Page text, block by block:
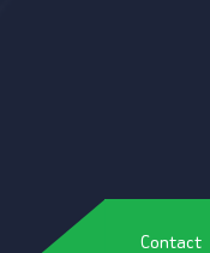
Contact